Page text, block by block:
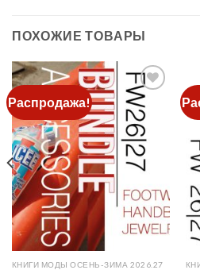
ПОХОЖИЕ ТОВАРЫ
Распродажа!
Add to
wishlist
КНИГИ МОДЫ ОСЕНЬ-ЗИМА 2026.27